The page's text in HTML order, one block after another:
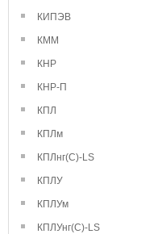
КИПЭВ
КММ
КНР
КНР-П
КПЛ
КПЛм
КПЛнг(С)-LS
КПЛУ
КПЛУм
КПЛУнг(С)-LS